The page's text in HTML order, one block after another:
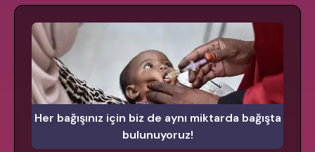
Her bağışınız için biz de aynı miktarda bağışta
bulunuyoruz!